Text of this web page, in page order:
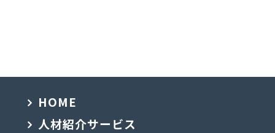
HOME
人材紹介サービス